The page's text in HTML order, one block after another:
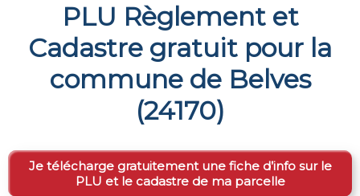
PLU Règlement et
Cadastre gratuit pour la
commune de Belves
(24170)
Je télécharge gratuitement une fiche d’info sur le
PLU et le cadastre de ma parcelle